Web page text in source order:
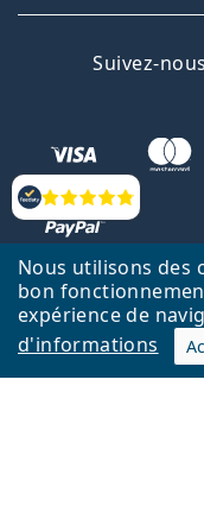
Nous utilisons des
bon
expérience de
d'informations
Évaluation
Suivez-
Retour
Lentiamo.fr est géré
Un